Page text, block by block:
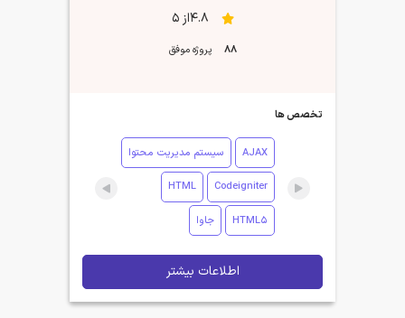
4.8از 5
88 پروژه موفق
تخصص ها
AJAX سیستم مدیریت محتوا
Codeigniter
HTML
HTML5 جاوا
اطلاعات بیشتر